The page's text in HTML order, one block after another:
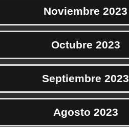
Noviembre 2023
Octubre 2023
Septiembre 2023
Agosto 2023